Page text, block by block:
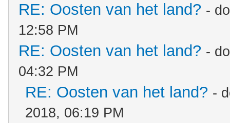
RE: Oosten van het land? -
12:58 PM
RE: Oosten van het land? -
04:32 PM
RE: Oosten van het land? -
2018, 06:19 PM